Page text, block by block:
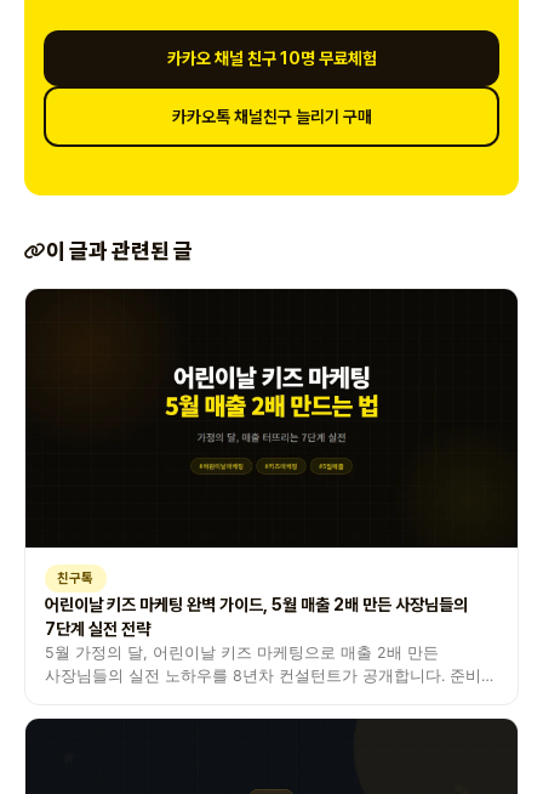
카카오 채널 친구 10명 무료체험
카카오톡 채널친구 늘리기 구매
이 글과 관련된 글
친구톡
어린이날 키즈 마케팅 완벽 가이드, 5월 매출 2배 만든 사장님들의
7단계 실전 전략
5월 가정의 달, 어린이날 키즈 마케팅으로 매출 2배 만든
사장님들의 실전 노하우를 8년차 컨설턴트가 공개합니다. 준비
정리했습니다.